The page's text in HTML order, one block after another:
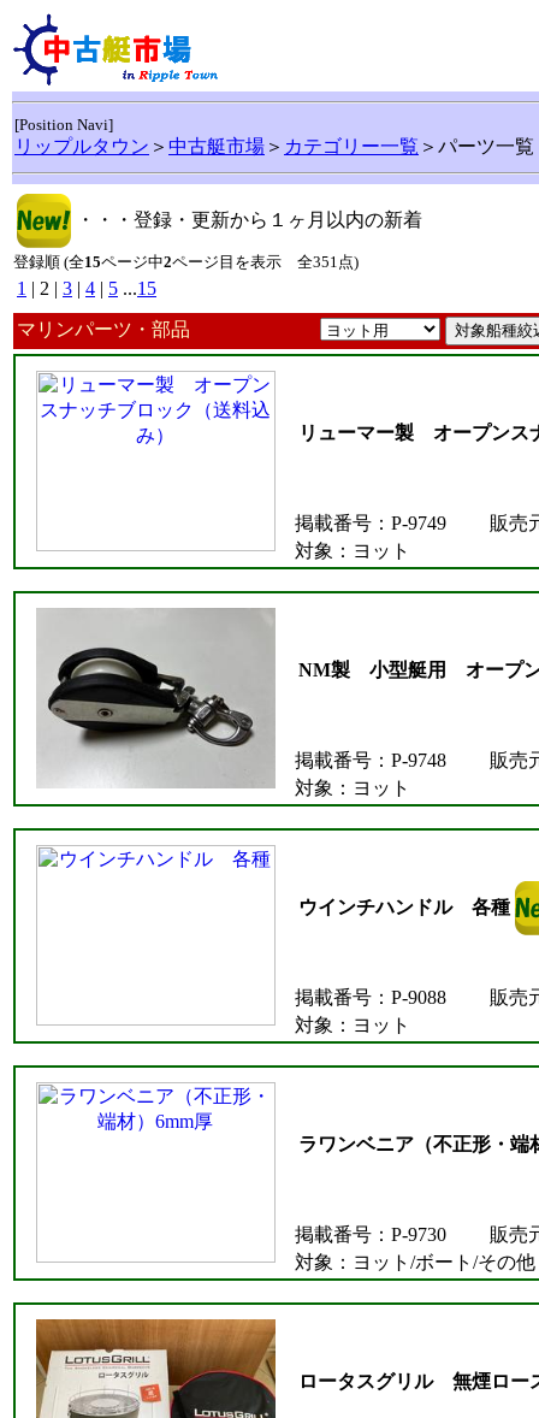
[Position Navi]
リップルタウン ＞ 中古艇市場 ＞ カテゴリー一覧 ＞パーツ一覧
・・・登録・更新から１ヶ月以内の新着
登録順 (全15ページ中2ページ目を表示 全351点)
1 | 2 | 3 | 4 | 5 ...15
マリンパーツ・部品
リューマー製 オープンス
掲載番号：P-9749
販売
対象：ヨット
NM製 小型艇用 オープン
掲載番号：P-9748
販売
対象：ヨット
ウインチハンドル 各種
掲載番号：P-9088
販売
対象：ヨット
ラワンベニア（不正形・端
掲載番号：P-9730
販売
対象：ヨット/ボート/その他
ロータスグリル 無煙ロー